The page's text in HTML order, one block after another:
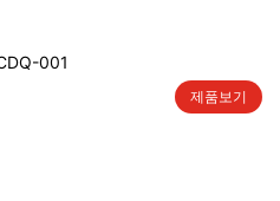
001
제품보기